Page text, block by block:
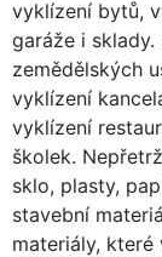
vyklízení bytů,
garáže i
zemědělských
vyklízení
vyklízení
školek.
sklo, plasty,
stavební
materiály,